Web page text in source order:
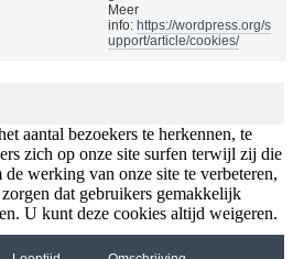
Meer
info: https://wordpress.org/s
upport/article/cookies/
aantal bezoekers te herkennen, te
zich op onze site surfen terwijl zij die
werking van onze site te verbeteren,
dat gebruikers gemakkelijk
U kunt deze cookies altijd weigeren.